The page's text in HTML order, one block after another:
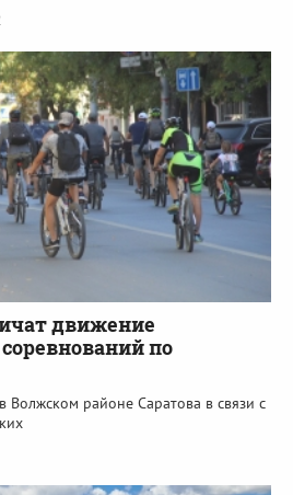
движение
по
Волжском районе Саратова в связи с